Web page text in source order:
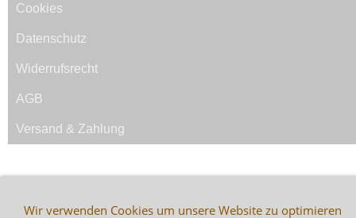
Cookies
Datenschutz
Widerrufsrecht
AGB
Versand & Zahlung
Wir verwenden Cookies um unsere Website zu optimieren